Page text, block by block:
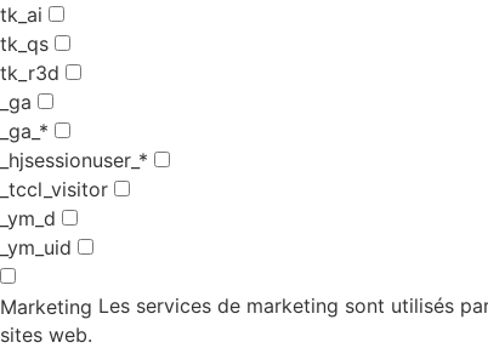
tk_ai
tk_qs
tk_r3d
_ga
_ga_*
_hjsessionuser_*
_tccl_visitor
_ym_d
_ym_uid
Marketing Les services de marketing sont utilisés
sites web.